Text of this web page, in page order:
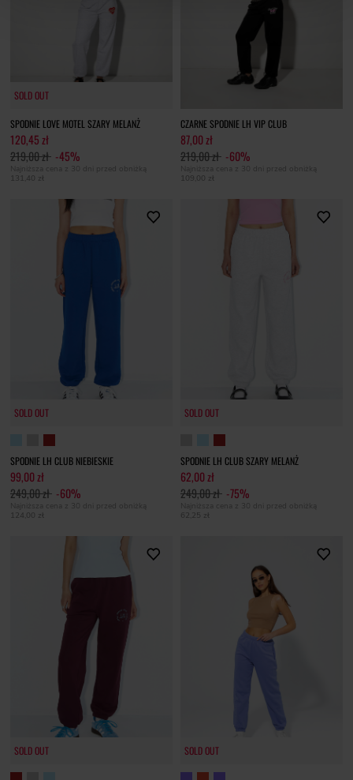
SOLD OUT
SOLD OUT
SPODNIE LOVE MOTEL SZARY MELANŻ
120,45 zł
219,00 zł -45%
Najniższa cena z 30 dni przed obniżką
131,40 zł
CZARNE SPODNIE LH VIP CLUB
87,00 zł
219,00 zł -60%
Najniższa cena z 30 dni przed obniżką
109,00 zł
SOLD OUT
SPODNIE LH CLUB NIEBIESKIE
99,00 zł
249,00 zł -60%
Najniższa cena z 30 dni przed obniżką
124,00 zł
SOLD OUT
SPODNIE LH CLUB SZARY MELANŻ
62,00 zł
249,00 zł -75%
Najniższa cena z 30 dni przed obniżką
62,25 zł
SOLD OUT SOLD OUT